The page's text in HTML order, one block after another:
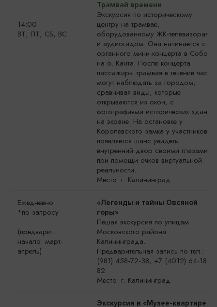
14:00
ВТ, ПТ, СБ, ВС
Трамвай времени
Экскурсия по историческому
центру на трамвае,
оборудованному ЖК-телевизорами
и аудиогидом. Она начинается с
органного мини-концерта в Соборе
на о. Канта. После концерта
пассажиры трамвая в течение часа
могут наблюдать за городом,
сравнивая виды, которые
открываются из окон, с
фотографиями исторических зданий
на экране. На остановке у
Королевского замка у участников
появляется шанс увидеть
внутренний двор своими глазами
при помощи очков виртуальной
реальности.
Место: г. Калининград
Ежедневно
*по запросу
(предварит.
начало: март-
апрель)
«Легенды и тайны Овсяной
горы»
Пешая экскурсия по улицам
Московского района
Калининграда.
Предварительная запись по тел.: +7
(981) 458-72-38, +7 (4012) 64-18-
82
Место: г. Калининград
Экскурсия в «Музее-квартире